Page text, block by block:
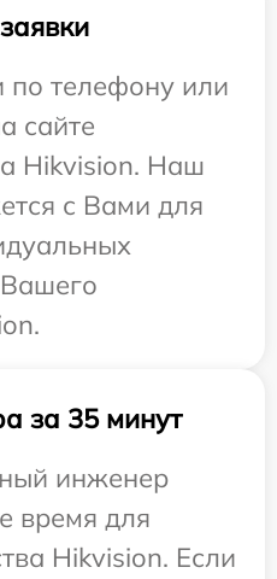
по телефону или
сайте
Hikvision. Наш
с Вами для
за 35 минут
инженер
время для
Hikvision. Если